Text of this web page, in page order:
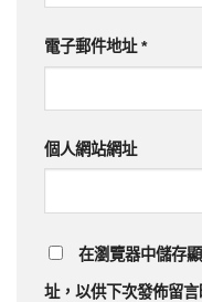
電子郵件地址*
個人網站網址
在瀏覽器中儲存
址，以供下次發佈留言